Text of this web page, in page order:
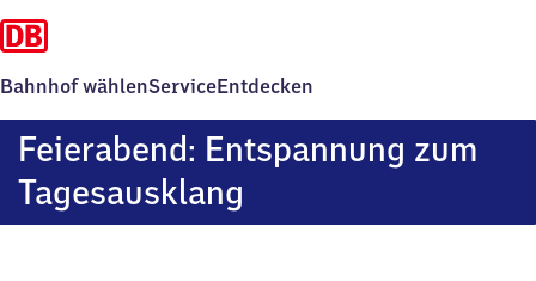
Bahnhof wählenServiceEntdecken
Feierabend: Entspannung zum
Tagesausklang